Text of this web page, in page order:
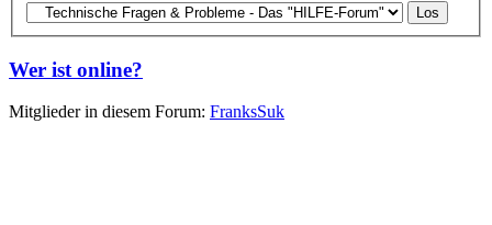
Wer ist online?
Mitglieder in diesem Forum: FranksSuk